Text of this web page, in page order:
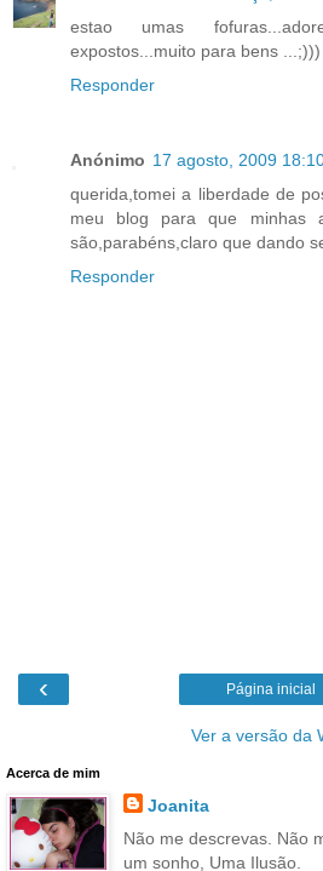
estao umas
expostos...muito para bens ...;)))
Responder
Anónimo 17 agosto, 2009
querida,tomei a liberdade de
meu blog para que minhas
são,parabéns,claro que dando
Responder
‹ Página inicial
Ver a versão da
Acerca de mim
Joanita
Não me descrevas. Não
um sonho, Uma Ilusão.